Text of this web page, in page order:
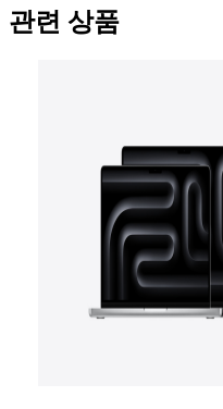
관련 상품